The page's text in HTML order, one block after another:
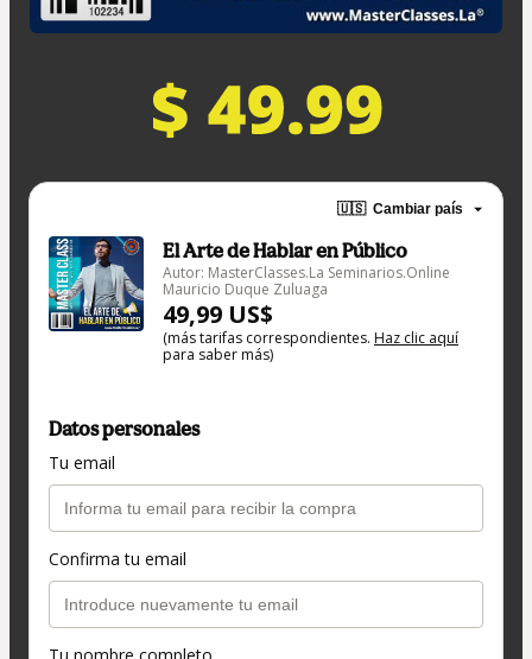
🇺🇸 Cambiar país
El Arte de Hablar en Público
Autor: MasterClasses.La Seminarios.Online
Mauricio Duque Zuluaga
49,99 US$
(más tarifas correspondientes. Haz clic aquí
para saber más)
Datos personales
Tu email
Confirma tu email